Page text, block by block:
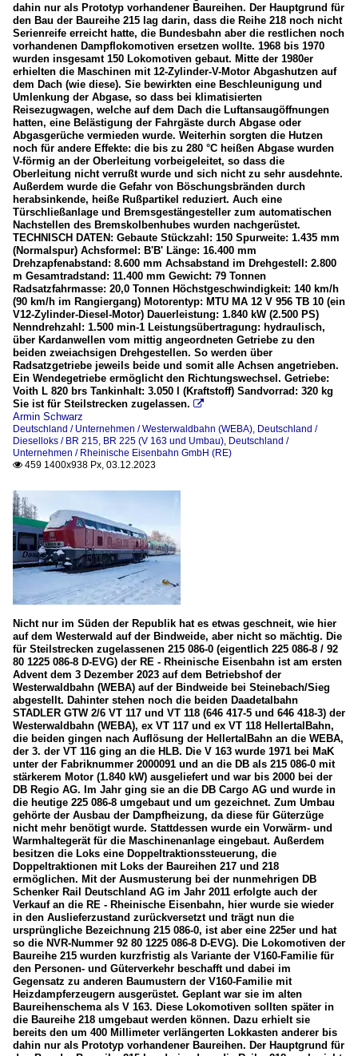
dahin nur als Prototyp vorhandener Baureihen. Der Hauptgrund für
den Bau der Baureihe 215 lag darin, dass die Reihe 218 noch nicht
Serienreife erreicht hatte, die Bundesbahn aber die restlichen noch
vorhandenen Dampflokomotiven ersetzen wollte. 1968 bis 1970
wurden insgesamt 150 Lokomotiven gebaut. Mitte der 1980er
erhielten die Maschinen mit 12-Zylinder-V-Motor Abgashutzen auf
dem Dach (wie diese). Sie bewirkten eine Beschleunigung und
Umlenkung der Abgase, so dass bei klimatisierten
Reisezugwagen, welche auf dem Dach die Luftansaugöffnungen
hatten, eine Belästigung der Fahrgäste durch Abgase oder
Abgasgerüche vermieden wurde. Weiterhin sorgten die Hutzen
noch für andere Effekte: die bis zu 280 °C heißen Abgase wurden
V-förmig an der Oberleitung vorbeigeleitet, so dass die
Oberleitung nicht verrußt wurde und sich nicht zu sehr ausdehnte.
Außerdem wurde die Gefahr von Böschungsbränden durch
herabsinkende, heiße Rußpartikel reduziert. Auch eine
Türschließanlage und Bremsgestängesteller zum automatischen
Nachstellen des Bremskolbenhubes wurden nachgerüstet.
TECHNISCH DATEN: Gebaute Stückzahl: 150 Spurweite: 1.435 mm
(Normalspur) Achsformel: B'B' Länge: 16.400 mm
Drehzapfenabstand: 8.600 mm Achsabstand im Drehgestell: 2.800
m Gesamtradstand: 11.400 mm Gewicht: 79 Tonnen
Radsatzfahrmasse: 20,0 Tonnen Höchstgeschwindigkeit: 140 km/h
(90 km/h im Rangiergang) Motorentyp: MTU MA 12 V 956 TB 10 (ein
V12-Zylinder-Diesel-Motor) Dauerleistung: 1.840 kW (2.500 PS)
Nenndrehzahl: 1.500 min-1 Leistungsübertragung: hydraulisch,
über Kardanwellen vom mittig angeordneten Getriebe zu den
beiden zweiachsigen Drehgestellen. So werden über
Radsatzgetriebe jeweils beide und somit alle Achsen angetrieben.
Ein Wendegetriebe ermöglicht den Richtungswechsel. Getriebe:
Voith L 820 brs Tankinhalt: 3.050 l (Kraftstoff) Sandvorrad: 320 kg
Sie ist für Steilstrecken zugelassen. 
Armin Schwarz
Deutschland / Unternehmen / Westerwaldbahn (WEBA) Deutschland /
Dieselloks / BR 215, BR 225 (V 163 und Umbau) Deutschland /
Unternehmen / Rheinische Eisenbahn GmbH (RE)
 459 1400x938 Px, 03.12.2023
Nicht nur im Süden der Republik hat es etwas geschneit, wie hier
auf dem Westerwald auf der Bindweide, aber nicht so mächtig. Die
für Steilstrecken zugelassenen 215 086-0 (eigentlich 225 086-8 / 92
80 1225 086-8 D-EVG) der RE - Rheinische Eisenbahn ist am ersten
Advent dem 3 Dezember 2023 auf dem Betriebshof der
Westerwaldbahn (WEBA) auf der Bindweide bei Steinebach/Sieg
abgestellt. Dahinter stehen noch die beiden Daadetalbahn
STADLER GTW 2/6 VT 117 und VT 118 (646 417-5 und 646 418-3) der
Westerwaldbahn (WEBA), ex VT 117 und ex VT 118 HellertalBahn,
die beiden gingen nach Auflösung der HellertalBahn an die WEBA,
der 3. der VT 116 ging an die HLB. Die V 163 wurde 1971 bei MaK
unter der Fabriknummer 2000091 und an die DB als 215 086-0 mit
stärkerem Motor (1.840 kW) ausgeliefert und war bis 2000 bei der
DB Regio AG. Im Jahr ging sie an die DB Cargo AG und wurde in
die heutige 225 086-8 umgebaut und um gezeichnet. Zum Umbau
gehörte der Ausbau der Dampfheizung, da diese für Güterzüge
nicht mehr benötigt wurde. Stattdessen wurde ein Vorwärm- und
Warmhaltegerät für die Maschinenanlage eingebaut. Außerdem
besitzen die Loks eine Doppeltraktionssteuerung, die
Doppeltraktionen mit Loks der Baureihen 217 und 218
ermöglichen. Mit der Ausmusterung bei der nunmehrigen DB
Schenker Rail Deutschland AG im Jahr 2011 erfolgte auch der
Verkauf an die RE - Rheinische Eisenbahn, hier wurde sie wieder
in den Auslieferzustand zurückversetzt und trägt nun die
ursprüngliche Bezeichnung 215 086-0, ist aber eine 225er und hat
so die NVR-Nummer 92 80 1225 086-8 D-EVG). Die Lokomotiven der
Baureihe 215 wurden kurzfristig als Variante der V160-Familie für
den Personen- und Güterverkehr beschafft und dabei im
Gegensatz zu anderen Baumustern der V160-Familie mit
Heizdampferzeugern ausgerüstet. Geplant war sie im alten
Baureihenschema als V 163. Diese Lokomotiven sollten später in
die Baureihe 218 umgebaut werden können. Dazu erhielt sie
bereits den um 400 Millimeter verlängerten Lokkasten anderer bis
dahin nur als Prototyp vorhandener Baureihen. Der Hauptgrund für